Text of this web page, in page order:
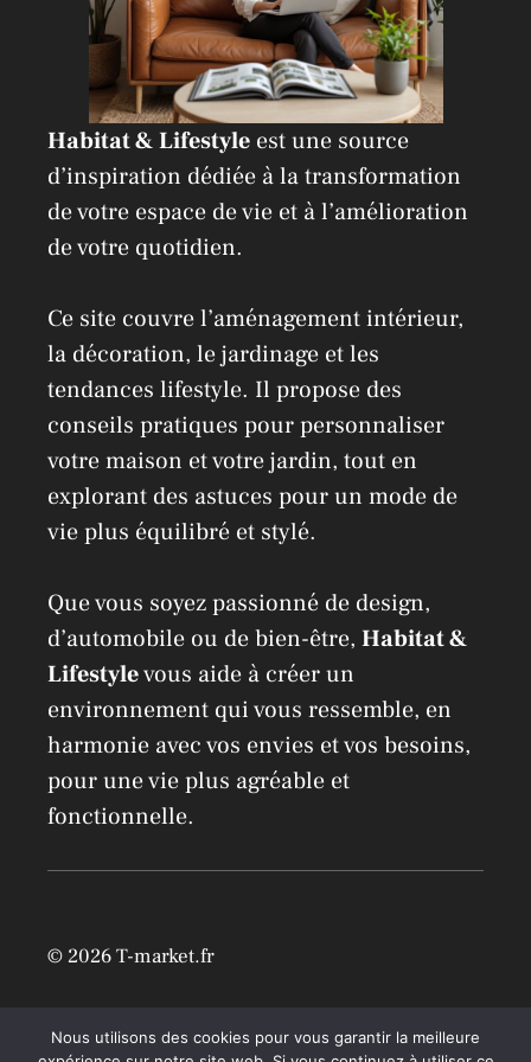
Habitat & Lifestyle est une source
d’inspiration dédiée à la transformation
de votre espace de vie et à l’amélioration
de votre quotidien.
Ce site couvre l’aménagement intérieur,
la décoration, le jardinage et les
tendances lifestyle. Il propose des
conseils pratiques pour personnaliser
votre maison et votre jardin, tout en
explorant des astuces pour un mode de
vie plus équilibré et stylé.
Que vous soyez passionné de design,
d’automobile ou de bien-être, Habitat &
Lifestylevous aide à créer un
environnement qui vous ressemble, en
harmonie avec vos envies et vos besoins,
pour une vie plus agréable et
fonctionnelle.
© 2026 T-market.fr
Nous utilisons des cookies pour vous garantir la meilleure